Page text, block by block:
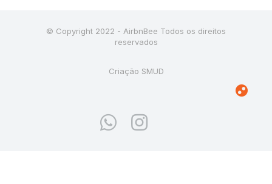
© Copyright 2022 - AirbnBee Todos os direitos
reservados
Criação SMUD